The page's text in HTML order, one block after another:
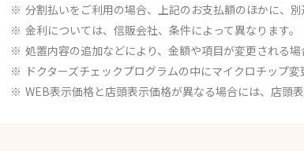
分割払いをご利用の場合、上記のお支払額のほかに、
金利については、信販会社、条件によって異なります。
処置内容の追加などにより、金額や項目が変更される場
ドクターズチェックプログラムの中にマイクロチップ変
WEB表示価格と店頭表示価格が異なる場合には、店頭